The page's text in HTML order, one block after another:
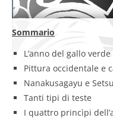
Sommario
L’anno del gallo
Pittura occidentale e
Nanakusagayu e
Tanti tipi di teste
I quattro princìpi